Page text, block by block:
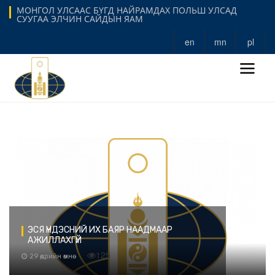
МОНГОЛ УЛСААС БҮГД НАЙРАМДАХ ПОЛЬШ УЛСАД
СУУГАА ЭЛЧИН САЙДЫН ЯАМ
en mn pl
ЭСЯ ҮНДЭСНИЙ ИХ БАЯР НААДМААР
АЖИЛЛАХГҮЙ
29 өдрийн өмнө 125